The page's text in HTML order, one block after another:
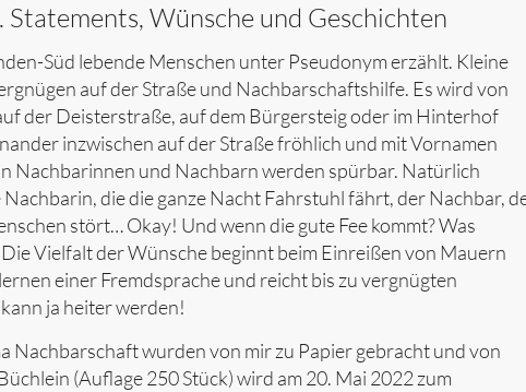
Wünsche und Geschichten
Süd lebende Menschen unter Pseudonym erzählt. Kleine
auf der Straße und Nachbarschaftshilfe. Es wird von
der Deisterstraße, auf dem Bürgersteig oder im Hinterhof
inzwischen auf der Straße fröhlich und mit Vornamen
Nachbarinnen und Nachbarn werden spürbar. Natürlich
die die ganze Nacht Fahrstuhl fährt, der Nachbar,
stört… Okay! Und wenn die gute Fee kommt? Was
Vielfalt der Wünsche beginnt beim Einreißen von Mauern
einer Fremdsprache und reicht bis zu vergnügten
ja heiter werden!
Nachbarschaft wurden von mir zu Papier gebracht und von
(Auflage 250 Stück) wird am 20. Mai 2022 zum